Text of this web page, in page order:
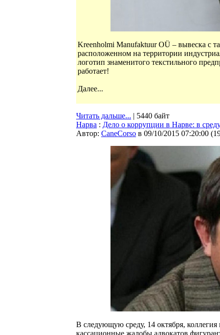
Kreenholmi Мanufaktuur OÜ – вывеска с
расположенном на территории
логотип знаменитого текстильного
работает!
Далее...
Читать дальше... | 5440 байт
Нарва : Дело о коррупции в Нарве: в
Автор: CaneCorso в 09/10/2015 07:20:00 (
В следующую среду, 14 октября,
кассационные жалобы адвокатов